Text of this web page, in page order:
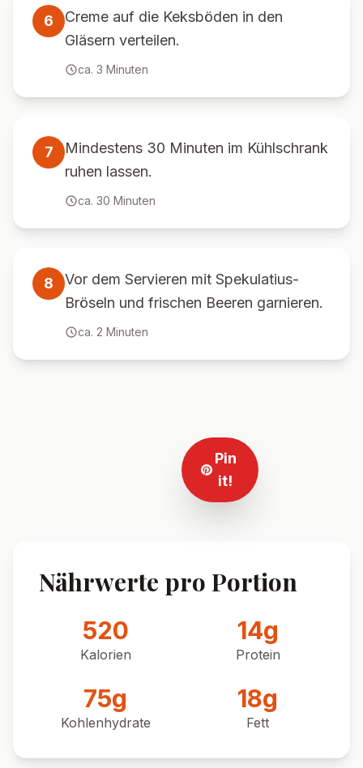
6
Creme auf die Keksböden in den
Gläsern verteilen.
ca. 3 Minuten
7
Mindestens 30 Minuten im Kühlschrank
ruhen lassen.
ca. 30 Minuten
8
Vor dem Servieren mit Spekulatius-
Bröseln und frischen Beeren garnieren.
ca. 2 Minuten